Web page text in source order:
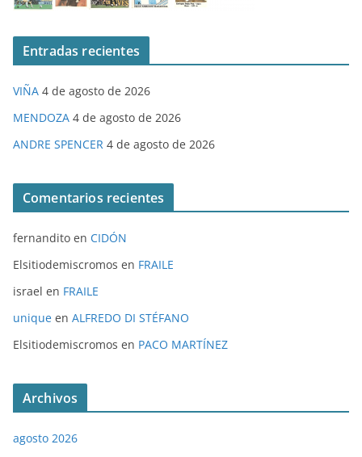
Entradas recientes
VIÑA 4 de agosto de 2026
MENDOZA 4 de agosto de 2026
ANDRE SPENCER 4 de agosto de 2026
Comentarios recientes
fernandito en CIDÓN
Elsitiodemiscromos en FRAILE
israel en FRAILE
unique en ALFREDO DI STÉFANO
Elsitiodemiscromos en PACO MARTÍNEZ
Archivos
agosto 2026